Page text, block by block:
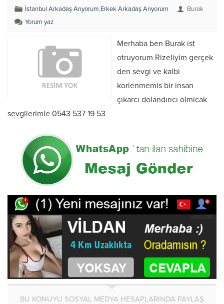
İstanbul Arkadaş Arıyorum,Erkek Arkadaş Arıyorum
Burak
Yorum yaz
Merhaba ben Burak ist
otruyorum Rizeliyim gerçek
den sevgi ve kalbi
korlenmemis bir insan
çıkarcı dolandırıcı olmicak
sevgilerimle 0543 537 19 53
BU KONUYU SOSYAL MEDYA HESAPLARINDA PAYLAŞ